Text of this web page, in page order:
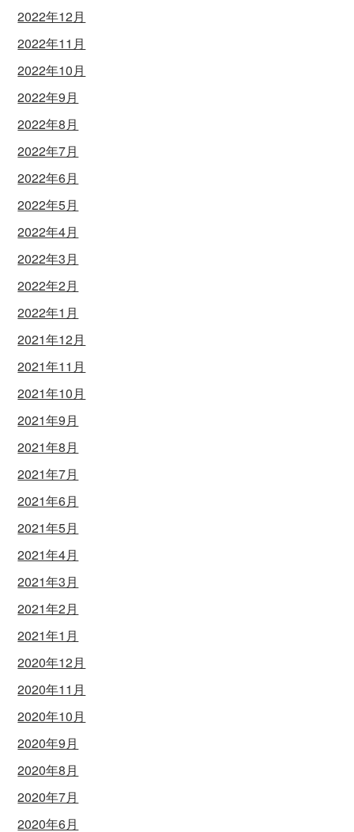
2022年12月
2022年11月
2022年10月
2022年9月
2022年8月
2022年7月
2022年6月
2022年5月
2022年4月
2022年3月
2022年2月
2022年1月
2021年12月
2021年11月
2021年10月
2021年9月
2021年8月
2021年7月
2021年6月
2021年5月
2021年4月
2021年3月
2021年2月
2021年1月
2020年12月
2020年11月
2020年10月
2020年9月
2020年8月
2020年7月
2020年6月